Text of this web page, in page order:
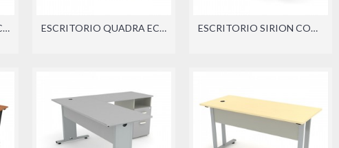
ESCRITORIO QUADRA ECO CON PEDESTAL ESCRITORIO QUADRA ECO RECTO ESCRITORIO SIRION CON LATERAL (DER./IZQ.)